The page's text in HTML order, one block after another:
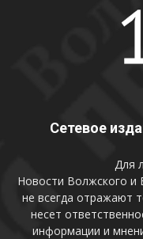
Сетевое
Для
Новости Волжского и
не всегда отражают
несет
информации и